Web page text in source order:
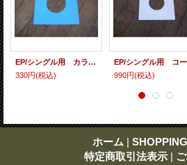
EP/シングル用 カラースリーヴ（全4色） 5枚セット
330円(税込)
990円(税込)
ホーム |
特定商取引法表示 |